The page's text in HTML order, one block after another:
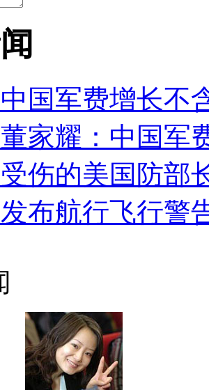
国军费增长不
家耀：中国军
伤的美国防部
布航行飞行警